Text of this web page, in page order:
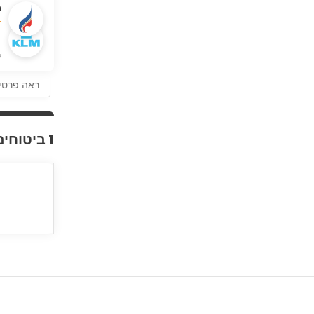
facilities.
ראה
1 ביטוחים